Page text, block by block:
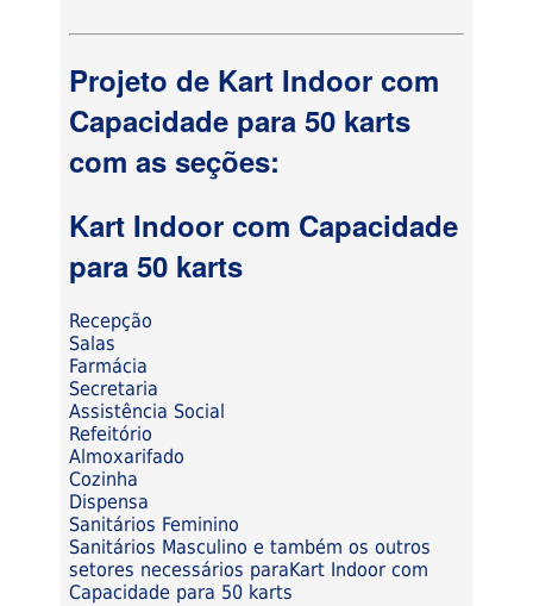
Projeto de Kart Indoor com
Capacidade para 50 karts
com as seções:
Kart Indoor com Capacidade
para 50 karts
Recepção
Salas
Farmácia
Secretaria
Assistência Social
Refeitório
Almoxarifado
Cozinha
Dispensa
Sanitários Feminino
Sanitários Masculino e também os outros
setores necessários paraKart Indoor com
Capacidade para 50 karts